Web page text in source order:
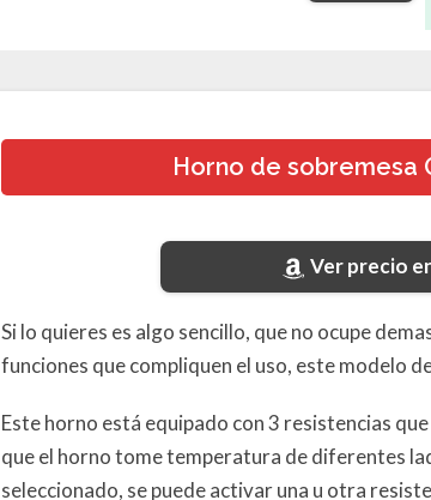
Horno de sobremesa
Ver precio
Si lo quieres es algo sencillo, que no ocupe
funciones que compliquen el uso, este modelo
Este horno está equipado con 3 resistencias
que el horno tome temperatura de diferentes
seleccionado, se puede activar una u otra